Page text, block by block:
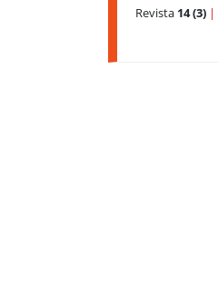
Revista 14 (3) |